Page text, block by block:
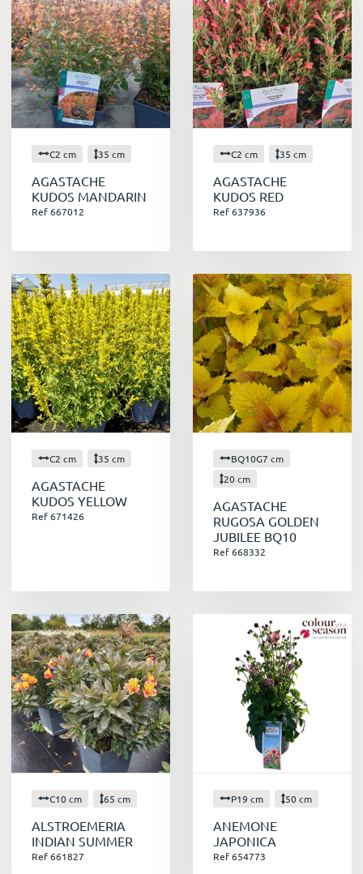
C2 cm 35 cm
AGASTACHE
KUDOS MANDARIN
Ref 667012
C2 cm 35 cm
AGASTACHE
KUDOS RED
Ref 637936
C2 cm 35 cm
AGASTACHE
KUDOS YELLOW
Ref 671426
BQ10G7 cm
20 cm
AGASTACHE
RUGOSA GOLDEN
JUBILEE BQ10
Ref 668332
C10 cm 65 cm
ALSTROEMERIA
INDIAN SUMMER
Ref 661827
P19 cm 50 cm
ANEMONE
JAPONICA
Ref 654773